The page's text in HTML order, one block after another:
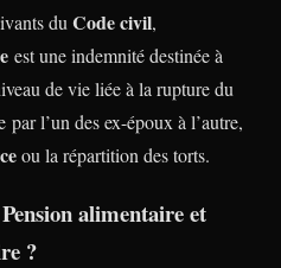
du Code civil,
est une indemnité destinée à
de vie liée à la rupture du
l’un des ex-époux à l’autre,
ou la répartition des torts.
alimentaire et
?